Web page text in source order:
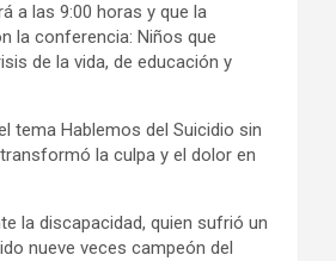
a las 9:00 horas y que la
la conferencia: Niños que
de la vida, de educación y
tema Hablemos del Suicidio sin
la culpa y el dolor en
la discapacidad, quien sufrió un
nueve veces campeón del